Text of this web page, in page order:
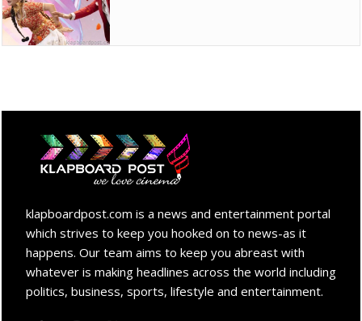
klapboardpost.com is a news and entertainment portal
which strives to keep you hooked on to news-as it
happens. Our team aims to keep you abreast with
whatever is making headlines across the world including
politics, business, sports, lifestyle and entertainment.